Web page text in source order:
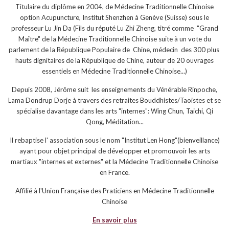
Titulaire du diplôme en 2004, de Médecine Traditionnelle Chinoise
option Acupuncture, Institut Shenzhen à Genève (Suisse) sous le
professeur Lu Jin Da (Fils du réputé Lu Zhi Zheng, titré comme "Grand
Maître" de la Médecine Traditionnelle Chinoise suite à un vote du
parlement de la République Populaire de Chine, médecin des 300 plus
hauts dignitaires de la République de Chine, auteur de 20 ouvrages
essentiels en Médecine Traditionnelle Chinoise...)
Depuis 2008, Jérôme suit les enseignements du Vénérable Rinpoche,
Lama Dondrup Dorje à travers des retraites Bouddhistes/Taoistes et se
spécialise davantage dans les arts "internes": Wing Chun, Taichi, Qi
Qong, Méditation...
Il rebaptise l' association sous le nom "Institut Len Hong"(bienveillance)
ayant pour objet principal de développer et promouvoir les arts
martiaux "internes et externes" et la Médecine Traditionnelle Chinoise
en France.
Affilié à l'Union Française des Praticiens en Médecine Traditionnelle
Chinoise
En savoir plus